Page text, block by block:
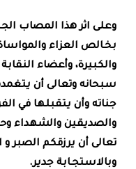
بخـالص العزاء
والكبيرة، وأعضاء
سبحانه وتعالى أن
جناته وأن يتقبلها في
والصديقين والشهداء
تعالى أن يرزقكم الصبر
وبالاستجـابة جدير.